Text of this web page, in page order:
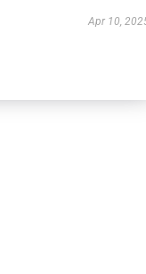
Apr 10,